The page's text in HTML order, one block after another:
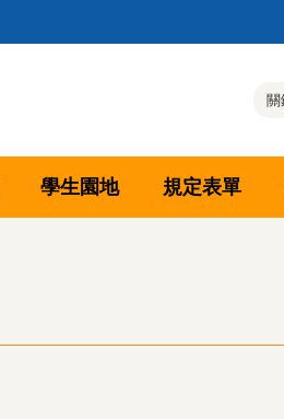
學生園地 規定表單